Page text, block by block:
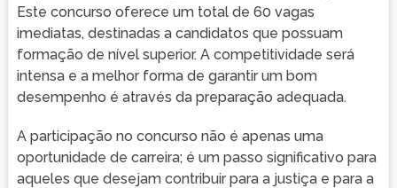
Este concurso oferece um total de 60 vagas
imediatas, destinadas a candidatos que possuam
formação de nível superior. A competitividade será
intensa e a melhor forma de garantir um bom
desempenho é através da preparação adequada.
A participação no concurso não é apenas uma
oportunidade de carreira; é um passo significativo para
aqueles que desejam contribuir para a justiça e para a